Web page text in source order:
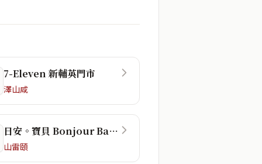
7-Eleven 新輔英門市
澤山咸
日安。寶貝 Bonjour Baby
山雷頤